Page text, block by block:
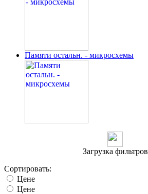
Памяти остальн. - микросхемы
Загрузка фильтров
Сортировать:
Цене
Цене